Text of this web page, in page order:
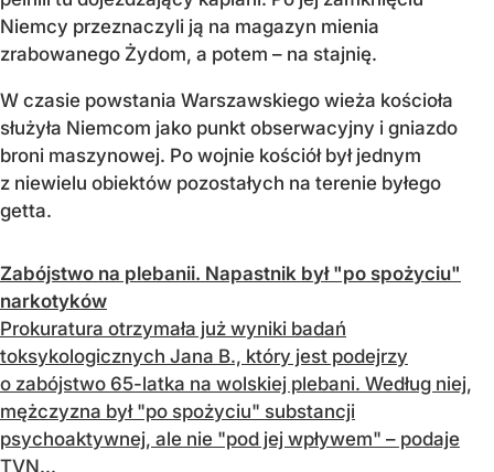
Niemcy przeznaczyli ją na magazyn mienia
zrabowanego Żydom, a potem – na stajnię.
W czasie powstania Warszawskiego wieża kościoła
służyła Niemcom jako punkt obserwacyjny i gniazdo
broni maszynowej. Po wojnie kościół był jednym
z niewielu obiektów pozostałych na terenie byłego
getta.
Zabójstwo na plebanii. Napastnik był "po spożyciu"
narkotyków
Prokuratura otrzymała już wyniki badań
toksykologicznych Jana B., który jest podejrzy
o zabójstwo 65-latka na wolskiej plebani. Według niej,
mężczyzna był "po spożyciu" substancji
psychoaktywnej, ale nie "pod jej wpływem" – podaje
TVN...